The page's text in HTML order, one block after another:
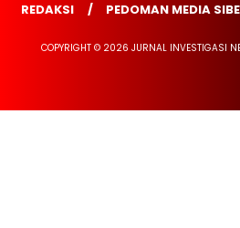
REDAKSI PEDOMAN MEDIA
COPYRIGHT © 2026 JURNAL INVESTIGASI